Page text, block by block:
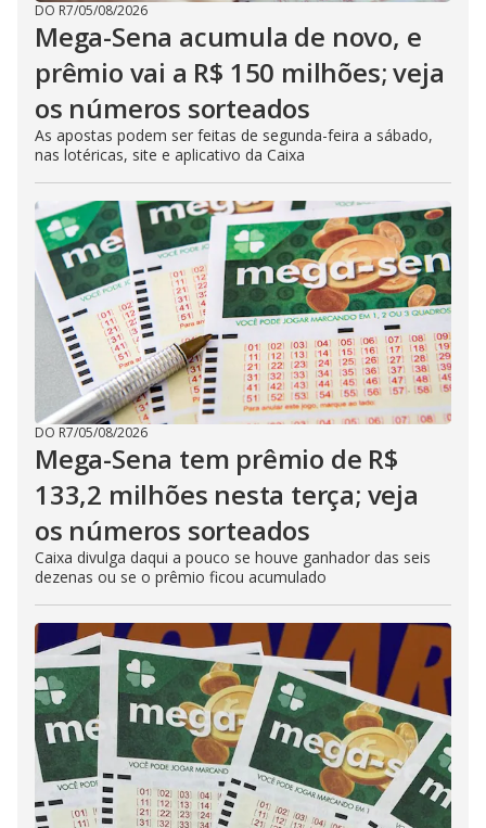
DO R7/05/08/2026
Mega-Sena acumula de novo, e
prêmio vai a R$ 150 milhões; veja
os números sorteados
As apostas podem ser feitas de segunda-feira a sábado,
nas lotéricas, site e aplicativo da Caixa
DO R7/05/08/2026
Mega-Sena tem prêmio de R$
133,2 milhões nesta terça; veja
os números sorteados
Caixa divulga daqui a pouco se houve ganhador das seis
dezenas ou se o prêmio ficou acumulado